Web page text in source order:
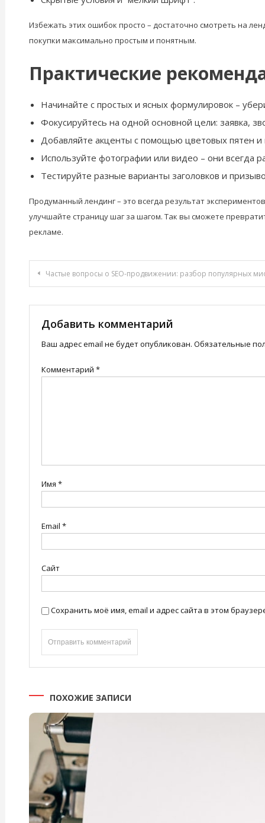
Избежать этих ошибок просто – достаточно смотреть на
покупки максимально простым и понятным.
Практические
Начинайте с простых и ясных формулировок –
Фокусируйтесь на одной основной цели: заявка,
Добавляйте акценты с помощью цветовых пятен и
Используйте фотографии или видео – они всегда
Тестируйте разные варианты заголовков и
Продуманный лендинг – это всегда результат
улучшайте страницу шаг за шагом. Так вы сможете
рекламе.
Навигация
по
записям
Частые вопросы о SEO-продвижении: разбор популярных
Добавить комментарий
Ваш адрес email не будет опубликован. Обязательные
Комментарий *
Имя *
Email *
Сайт
Сохранить моё имя, email и адрес сайта в этом
ПОХОЖИЕ ЗАПИСИ